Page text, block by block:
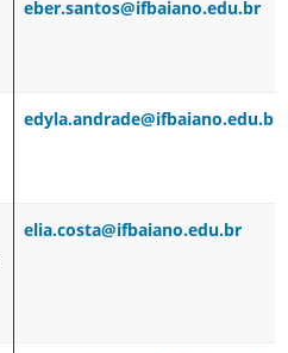
eber.santos@ifbaiano.edu.br
edyla.andrade@ifbaiano.edu.br
elia.costa@ifbaiano.edu.br